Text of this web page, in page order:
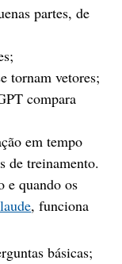
partes, de
tornam vetores;
compara
em tempo
de treinamento.
e quando os
, funciona
básicas;